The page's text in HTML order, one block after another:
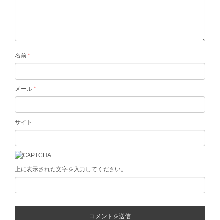
名前 *
メール *
サイト
上に表示された文字を入力してください。